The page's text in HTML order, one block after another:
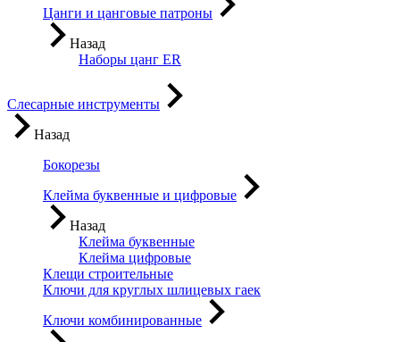
Цанги и цанговые патроны
Назад
Наборы цанг ER
Слесарные инструменты
Назад
Бокорезы
Клейма буквенные и цифровые
Назад
Клейма буквенные
Клейма цифровые
Клещи строительные
Ключи для круглых шлицевых гаек
Ключи комбинированные